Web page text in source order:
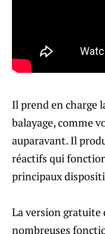
Il prend en charge
balayage, comme
auparavant. Il
réactifs qui
principaux
La version gratuite
nombreuses